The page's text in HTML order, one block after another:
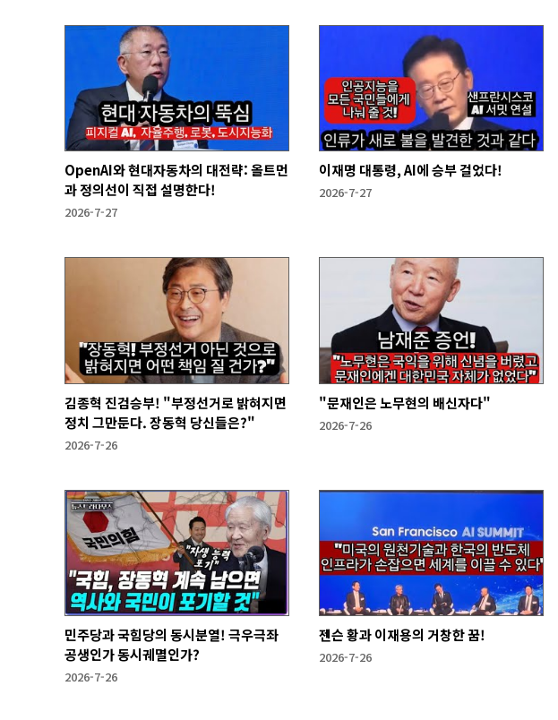
OpenAI와 현대자동차의 대전략: 올트먼
과 정의선이 직접 설명한다!
2026-7-27
이재명 대통령, AI에 승부 걸었다!
2026-7-27
김종혁 진검승부! "부정선거로 밝혀지면
정치 그만둔다. 장동혁 당신들은?"
2026-7-26
"문재인은 노무현의 배신자다"
2026-7-26
민주당과 국힘당의 동시분열! 극우극좌
공생인가 동시궤멸인가?
2026-7-26
젠슨 황과 이재용의 거창한 꿈!
2026-7-26